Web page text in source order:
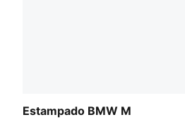
Estampado BMW M